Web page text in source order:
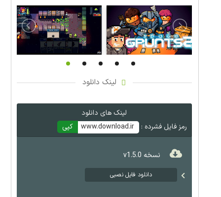
لینک دانلود
لینک های دانلود
رمز فایل فشرده :
www.download.ir کپی
نسخه v1.5.0
دانلود فایل نصبی